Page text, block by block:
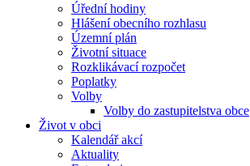
Úřední hodiny
Hlášení obecního rozhlasu
Územní plán
Životní situace
Rozklikávací rozpočet
Poplatky
Volby
Volby do zastupitelstva obce
Život v obci
Kalendář akcí
Aktuality